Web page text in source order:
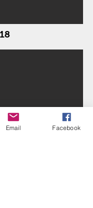
Email Facebook